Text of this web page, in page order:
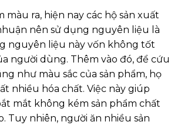
màu ra, hiện nay các hộ sản xuất
nên sử dụng nguyên liệu là
nguyên liệu này vốn không tốt
người dùng. Thêm vào đó, để cứu
như màu sắc của sản phẩm, họ
nhiều hóa chất. Việc này giúp
mắt không kém sản phẩm chất
Tuy nhiên, người ăn nhiều sản